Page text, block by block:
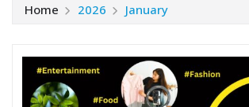
Home 2026 January